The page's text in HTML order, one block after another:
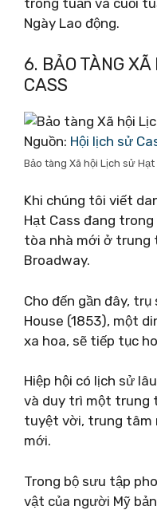
trong tuần và cuối
Ngày Lao động.
6. BẢO TÀNG
CASS
Nguồn: Hội lịch sử
Bảo tàng Xã hội Lịch sử Hạt
Khi chúng tôi viết
Hạt Cass đang
tòa nhà mới ở trung
Broadway.
Cho đến gần đây,
House (1853), một
xa hoa, sẽ tiếp tục
Hiệp hội có lịch sử
và duy trì một trung
tuyệt vời, trung tâm
mới.
Trong bộ sưu tập
vật của người Mỹ